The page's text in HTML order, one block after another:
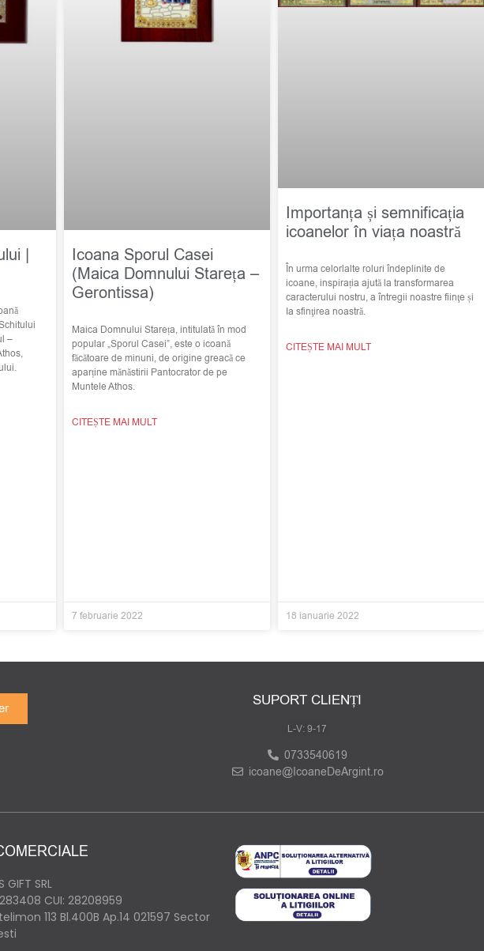
|
–
Icoana Sporul Casei
(Maica Domnului Stareța –
Gerontissa)
Maica Domnului Stareța, intitulată în mod
popular „Sporul Casei”, este o icoană
făcătoare de minuni, de origine greacă ce
aparține mănăstirii Pantocrator de pe
Muntele Athos.
CITEȘTE MAI MULT
7 februarie 2022
Importanța și semnificația
icoanelor în viața noastră
În urma celorlalte roluri îndeplinite de
icoane, inspirația ajută la transformarea
caracterului nostru, a întregii noastre fiinţe și
Ia sfinţirea noastră.
CITEȘTE MAI MULT
18 ianuarie 2022
SUPORT CLIENȚI
L-V: 9-17
0733540619
icoane@IcoaneDeArgint.ro
GIFT SRL
CUI: 28208959
113 Bl.400B Ap.14 021597 Sector